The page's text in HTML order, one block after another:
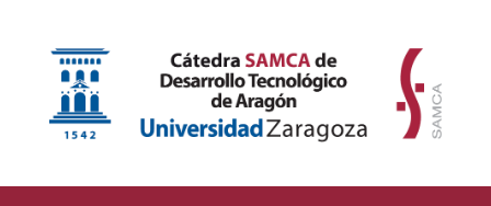
contenido